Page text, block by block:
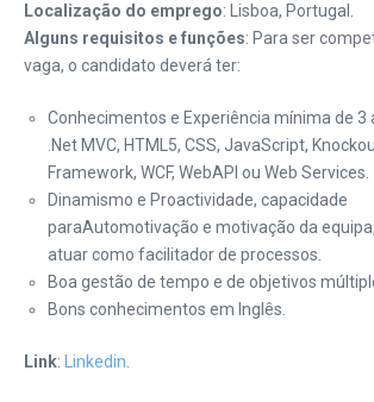
Localização do emprego: Lisboa, Portugal.
Alguns requisitos e funções: Para ser
vaga, o candidato deverá ter:
Conhecimentos e Experiência mínima de 3
.Net MVC, HTML5, CSS, JavaScript,
Framework, WCF, WebAPI ou Web Services.
Dinamismo e Proactividade, capacidade
paraAutomotivação e motivação da
atuar como facilitador de processos.
Boa gestão de tempo e de objetivos
Bons conhecimentos em Inglês.
Link: Linkedin